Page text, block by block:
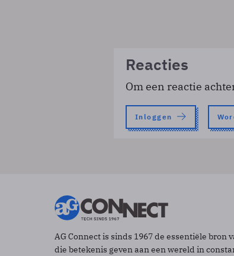
Reacties
Om een reactie
Inloggen
AG Connect is sinds 1967 de essentiële bron
die betekenis geven aan een wereld in